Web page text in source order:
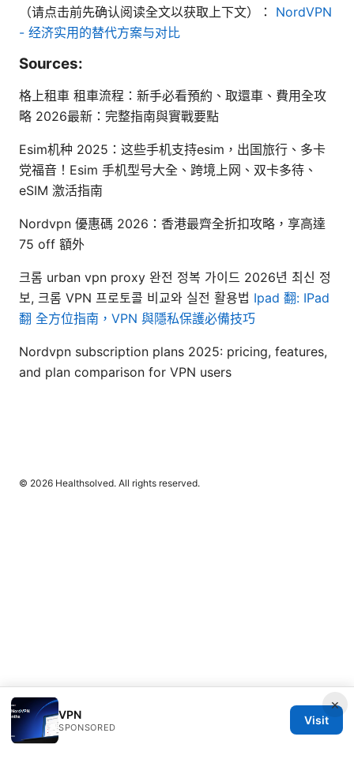
（请点击前先确认阅读全文以获取上下文）： NordVPN
- 经济实用的替代方案与对比
Sources:
格上租車 租車流程：新手必看預約、取還車、費用全攻
略 2026最新：完整指南與實戰要點
Esim机种 2025：这些手机支持esim，出国旅行、多卡
党福音！Esim 手机型号大全、跨境上网、双卡多待、
eSIM 激活指南
Nordvpn 優惠碼 2026：香港最齊全折扣攻略，享高達
75 off 額外
크롬 urban vpn proxy 완전 정복 가이드 2026년 최신 정
보, 크롬 VPN 프로토콜 비교와 실전 활용법 Ipad 翻: IPad
翻 全方位指南，VPN 與隱私保護必備技巧
Nordvpn subscription plans 2025: pricing, features,
and plan comparison for VPN users
×
VPN
SPONSORED
Visit
© 2026 Healthsolved. All rights reserved.